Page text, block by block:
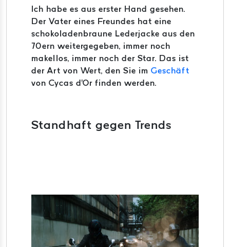
Ich habe es aus erster Hand gesehen.
Der Vater eines Freundes hat eine
schokoladenbraune Lederjacke aus den
70ern weitergegeben, immer noch
makellos, immer noch der Star. Das ist
der Art von Wert, den Sie im Geschäft
von Cycas d'Or finden werden.
Standhaft gegen Trends